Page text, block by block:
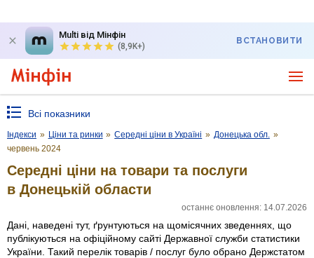
Multi від Мінфін
(8,9K+)
ВСТАНОВИТИ
Всі показники
Індекси » Ціни та ринки » Середні ціни в Україні » Донецька обл. »
червень 2024
Середні ціни на товари та послуги
в Донецькій области
останнє оновлення: 14.07.2026
Дані, наведені тут, ґрунтуються на щомісячних зведеннях, що
публікуються на офіційному сайті Державної служби статистики
України. Такий перелік товарів / послуг було обрано Держстатом